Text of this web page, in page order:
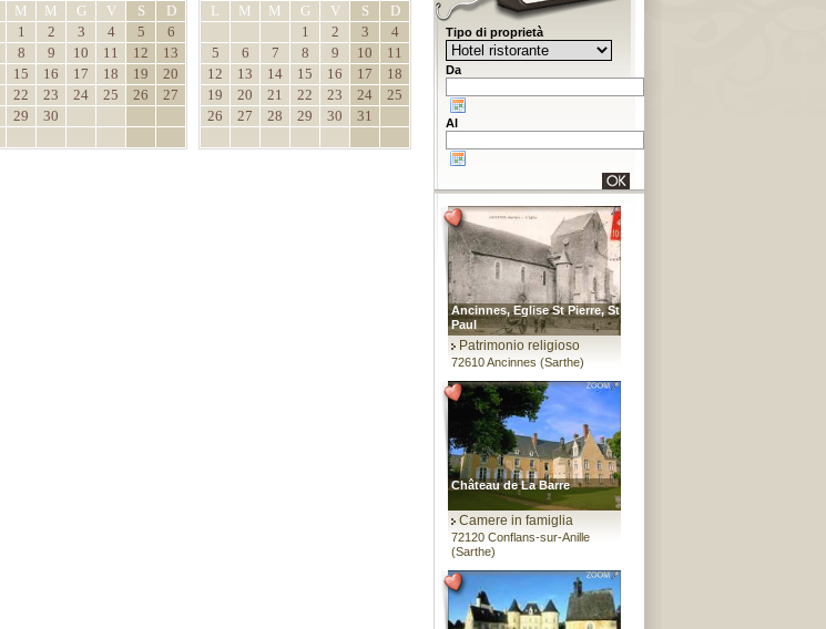
M M G V S
D
1
2 3 4 5
6
8 9 10 11 12
13
15 16 17 18 19
20
22 23 24 25 26
27
29 30
L M M G V S
D
1
2 3
4
5
6 7 8 9 10
11
12
13 14 15 16 17
18
19
20 21 22 23 24
25
26
27 28 29 30 31
Tipo di proprietà
Da
Al
Ancinnes, Eglise St Pierre, St
Paul
Patrimonio religioso
72610 Ancinnes (Sarthe)
Château de La Barre
Camere in famiglia
72120 Conflans-sur-Anille
(Sarthe)